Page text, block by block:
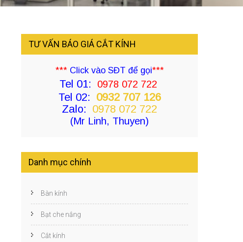
TƯ VẤN BÁO GIÁ CẮT KÍNH
***Click vào SĐT để gọi***
Tel 01: 0978 072 722
Tel 02: 0932 707 126
Zalo: 0978 072 722
(Mr Linh, Thuyen)
Danh mục chính
Bàn kính
Bạt che nắng
Cắt kính